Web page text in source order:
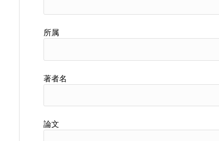
所属
著者名
論文